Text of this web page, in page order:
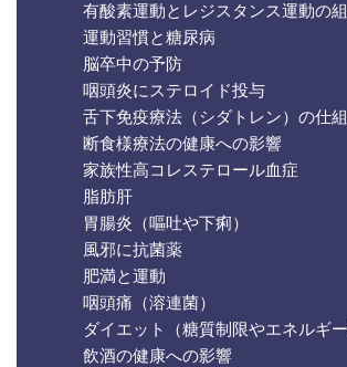
有酸素運動とレジスタンス運動の
運動習慣と糖尿病
脳卒中の予防
咽頭炎にステロイド投与
舌下免疫療法（シダトレン）の仕
断食様療法の健康への影響
家族性高コレステロール血症
脂肪肝
胃腸炎（嘔吐や下痢）
風邪に抗菌薬
肥満と運動
咽頭痛（溶連菌）
ダイエット（糖質制限やエネルギー
飲酒の健康への影響